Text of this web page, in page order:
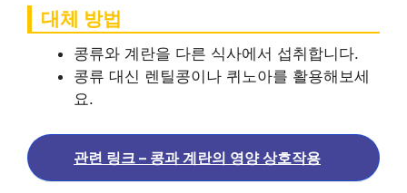
대체 방법
콩류와 계란을 다른 식사에서 섭취합니다.
콩류 대신 렌틸콩이나 퀴노아를 활용해보세
요.
관련 링크 – 콩과 계란의 영양 상호작용